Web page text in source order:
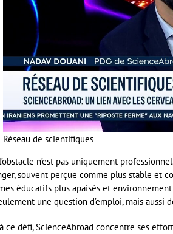
Réseau de scientifiques
n’est pas uniquement
souvent perçue comme plus stable
éducatifs plus apaisés et
une question d’emploi, mais
ce défi, ScienceAbroad concentre ses